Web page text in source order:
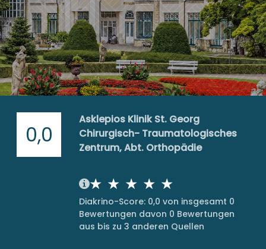
0,0
Asklepios Klinik St. Georg
Chirurgisch- Traumatologisches
Zentrum, Abt. Orthopädie
Diakrino-Score: 0,0 von insgesamt 0
Bewertungen davon 0 Bewertungen
aus bis zu 3 anderen Quellen